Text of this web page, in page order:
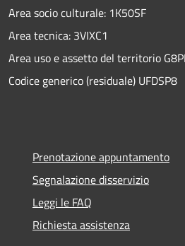
Area socio culturale: 1K50SF
Area tecnica: 3VIXC1
Area uso e assetto del territorio
Codice generico (residuale) UFDSP8
Prenotazione appuntamento
Segnalazione disservizio
Leggi le FAQ
Richiesta assistenza